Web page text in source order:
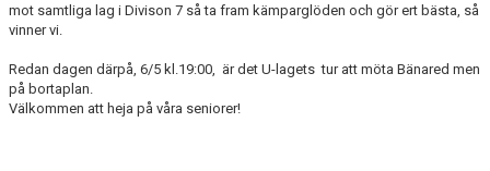
mot samtliga lag i Divison 7 så ta fram kämparglöden och gör ert bästa, så
vinner vi.
Redan dagen därpå, 6/5 kl.19:00, är det U-lagets tur att möta Bänared men
på bortaplan.
Välkommen att heja på våra seniorer!